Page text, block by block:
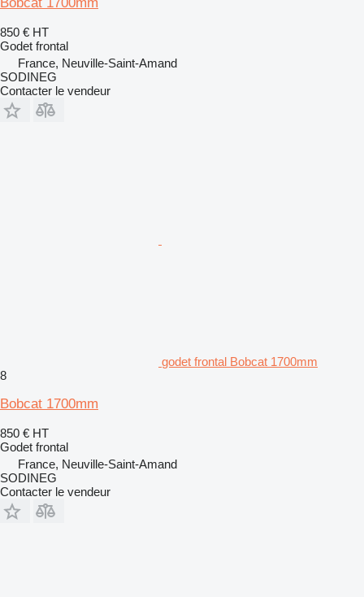
850 € HT
Godet frontal
France, Neuville-Saint-Amand
SODINEG
Contacter le vendeur
godet frontal Bobcat 1700mm
8
Bobcat 1700mm
850 € HT
Godet frontal
France, Neuville-Saint-Amand
SODINEG
Contacter le vendeur